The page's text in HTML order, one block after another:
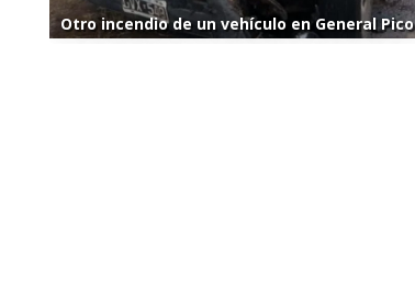
Otro incendio de un vehículo en General Pico